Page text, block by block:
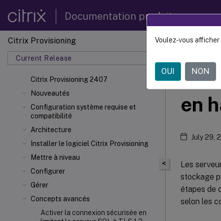
Documentation produit
Citrix Provisioning
Current Release
Citrix Provisioning 2407
Nouveautés
Configuration système requise et
compatibilité
Architecture
Installer le logiciel Citrix Provisioning
Mettre à niveau
Configurer
Gérer
Concepts avancés
Activer la connexion sécurisée en
Citrix
<
en
July 29,
Les
stockage
étapes de
selon les
Voulez-vous
OUI NON